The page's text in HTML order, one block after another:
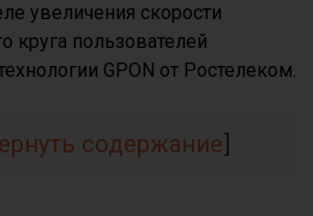
увеличения скорости
круга пользователей
GPON от Ростелеком.
содержание]